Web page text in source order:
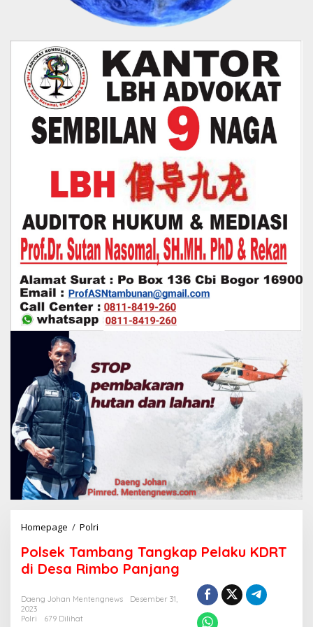
Homepage / Polri
s
e
T
Polsek Tambang Tangkap Pelaku KDRT
di Desa Rimbo Panjang
Daeng Johan Mentengnews
Desember 31,
2023
Polri
679 Dilihat